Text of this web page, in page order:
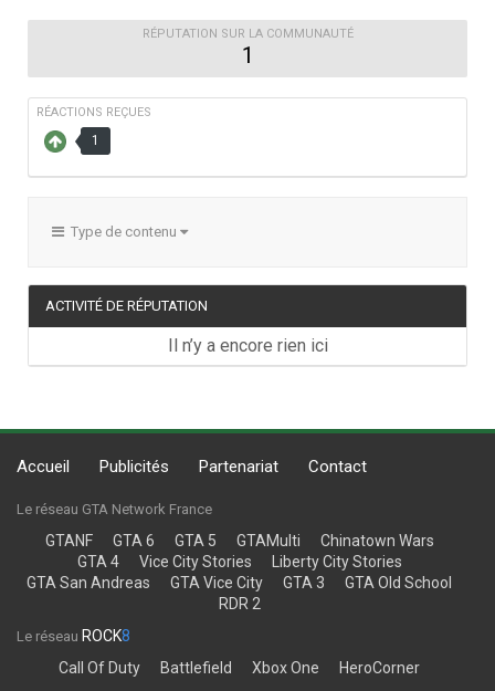
RÉPUTATION SUR LA COMMUNAUTÉ
1
RÉACTIONS REÇUES
1
Type de contenu
ACTIVITÉ DE RÉPUTATION
Il n’y a encore rien ici
Accueil Publicités Partenariat Contact
Le réseau GTA Network France
GTANF GTA 6 GTA 5 GTAMulti
Chinatown Wars
GTA 4
Vice City Stories
Liberty City Stories
GTA San Andreas
GTA Vice City GTA 3
GTA Old School
RDR 2
Le réseau ROCK8
Call Of Duty
Battlefield Xbox One HeroCorner